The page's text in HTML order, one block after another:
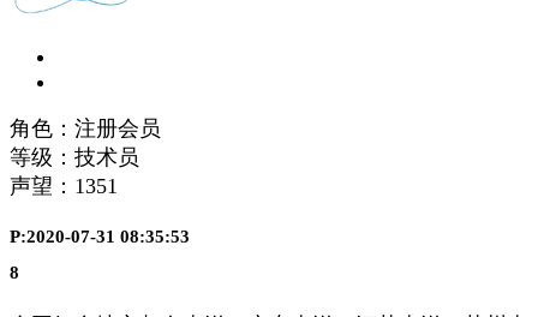
角色：注册会员
等级：技术员
声望： 1351
P:2020-07-31 08:35:53
8